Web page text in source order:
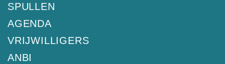
SPULLEN
AGENDA
VRIJWILLIGERS
ANBI